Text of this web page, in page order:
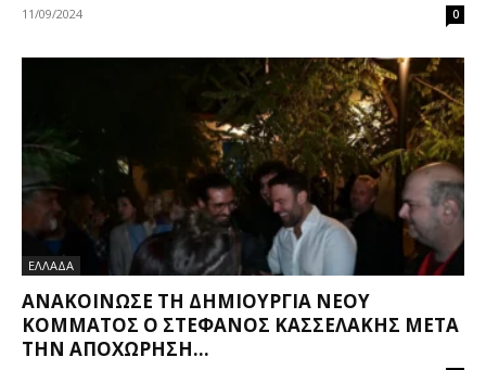
11/09/2024 0
ΕΛΛΑΔΑ
ΑΝΑΚΟΊΝΩΣΕ ΤΗ ΔΗΜΙΟΥΡΓΊΑ ΝΈΟΥ
ΚΌΜΜΑΤΟΣ Ο ΣΤΈΦΑΝΟΣ ΚΑΣΣΕΛΆΚΗΣ ΜΕΤΆ
ΤΗΝ ΑΠΟΧΏΡΗΣΉ...